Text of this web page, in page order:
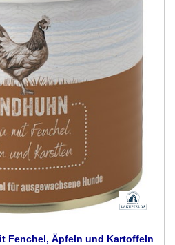
Fenchel, Äpfeln und Kartoffeln